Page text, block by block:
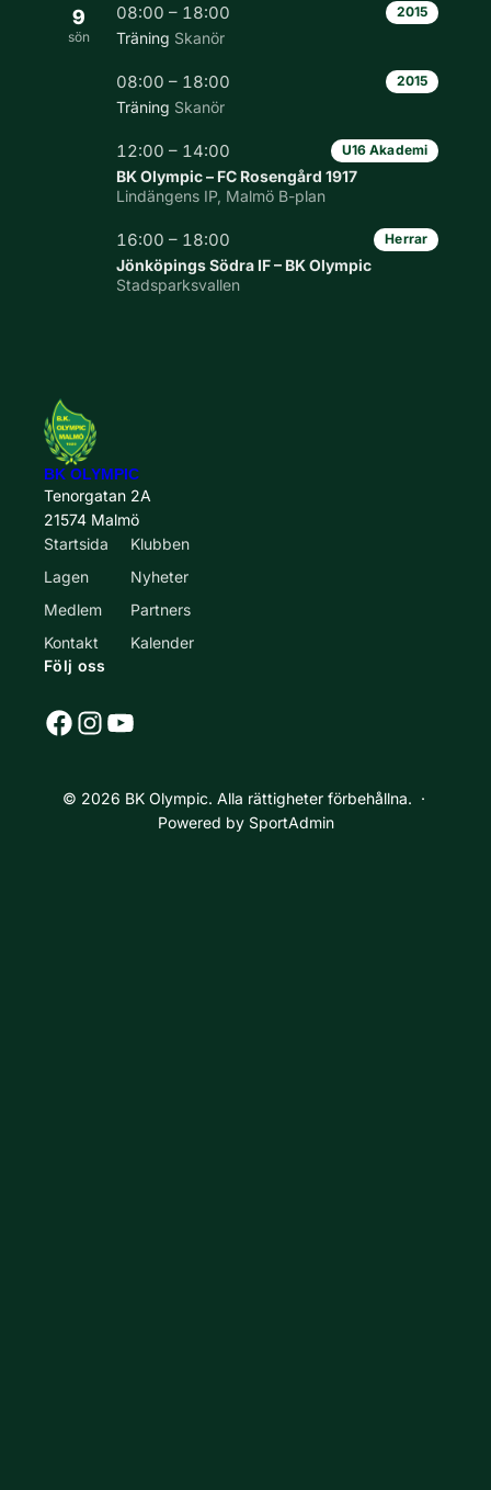
9
sön
08:00 – 18:00 2015
Träning Skanör
08:00 – 18:00 2015
Träning Skanör
12:00 – 14:00 U16 Akademi
BK Olympic – FC Rosengård 1917
Lindängens IP, Malmö B-plan
16:00 – 18:00 Herrar
Jönköpings Södra IF – BK Olympic
Stadsparksvallen
BK OLYMPIC
Tenorgatan 2A
21574 Malmö
Startsida
Klubben
Lagen
Nyheter
Medlem
Partners
Kontakt
Kalender
Följ oss
Facebook
Instagram
YouTube
© 2026 BK Olympic. Alla rättigheter förbehållna. ·
Powered by SportAdmin